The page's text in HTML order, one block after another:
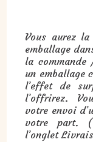
Vous aurez
emballage
la
un emballage
l’effet de
l’offrirez.
votre envoi
votre part.
l’onglet